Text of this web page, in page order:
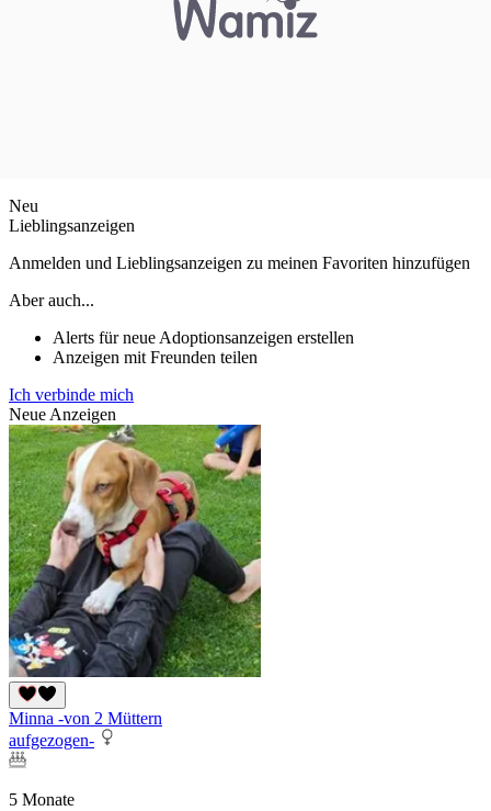
Neu
Lieblingsanzeigen
Anmelden und Lieblingsanzeigen zu meinen Favoriten hinzufügen
Aber auch...
Alerts für neue Adoptionsanzeigen erstellen
Anzeigen mit Freunden teilen
Ich verbinde mich
Neue Anzeigen
Minna -von 2 Müttern
aufgezogen-
5 Monate